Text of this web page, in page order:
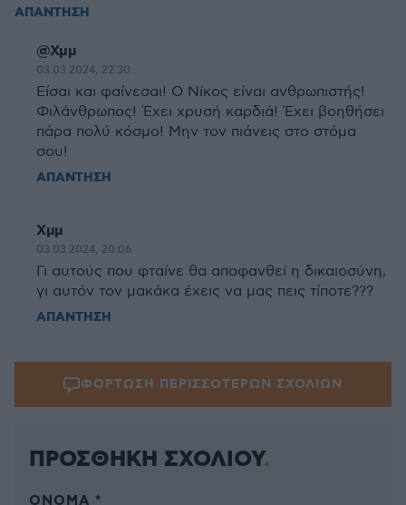
ΑΠΑΝΤΗΣΗ
@Χμμ
03.03.2024, 22:30
Είσαι και φαίνεσαι! Ο Νίκος είναι ανθρωπιστής!
Φιλάνθρωπος! Έχει χρυσή καρδιά! Έχει βοηθήσει
πάρα πολύ κόσμο! Μην τον πιάνεις στο στόμα
σου!
ΑΠΑΝΤΗΣΗ
Χμμ
03.03.2024, 20:06
Γι αυτούς που φταίνε θα αποφανθεί η δικαιοσύνη,
γι αυτόν τον μακάκα έχεις να μας πεις τίποτε???
ΑΠΑΝΤΗΣΗ
ΦΟΡΤΩΣΗ ΠΕΡΙΣΣΟΤΕΡΩΝ ΣΧΟΛΙΩΝ
ΠΡΟΣΘΗΚΗ ΣΧΟΛΙΟΥ
ΌΝΟΜΑ *